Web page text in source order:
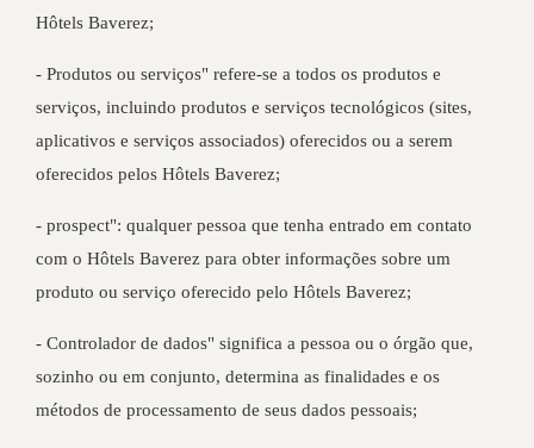
Hôtels Baverez;
- Produtos ou serviços" refere-se a todos os produtos e
serviços, incluindo produtos e serviços tecnológicos (sites,
aplicativos e serviços associados) oferecidos ou a serem
oferecidos pelos Hôtels Baverez;
- prospect": qualquer pessoa que tenha entrado em contato
com o Hôtels Baverez para obter informações sobre um
produto ou serviço oferecido pelo Hôtels Baverez;
- Controlador de dados" significa a pessoa ou o órgão que,
sozinho ou em conjunto, determina as finalidades e os
métodos de processamento de seus dados pessoais;